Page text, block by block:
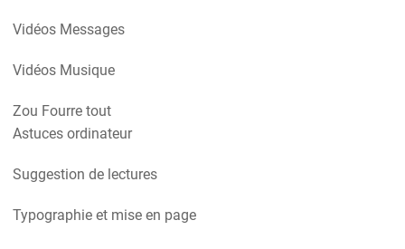
Vidéos Messages
Vidéos Musique
Zou Fourre tout
Astuces ordinateur
Suggestion de lectures
Typographie et mise en page